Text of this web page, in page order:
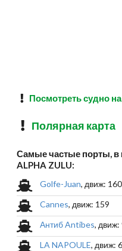
Посмотреть судно
Полярная карта
Самые частые порты, в
ALPHA ZULU:
Golfe-Juan, движ: 160
Cannes, движ: 159
Антиб Antibes, движ:
LA NAPOULE, движ: